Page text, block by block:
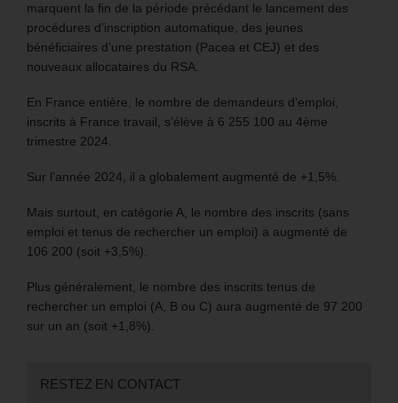
marquent la fin de la période précédant le lancement des
procédures d’inscription automatique, des jeunes
bénéficiaires d’une prestation (Pacea et CEJ) et des
nouveaux allocataires du RSA.
En France entière, le nombre de demandeurs d’emploi,
inscrits à France travail, s’élève à 6 255 100 au 4ème
trimestre 2024.
Sur l’année 2024, il a globalement augmenté de +1,5%.
Mais surtout, en catégorie A, le nombre des inscrits (sans
emploi et tenus de rechercher un emploi) a augmenté de
106 200 (soit +3,5%).
Plus généralement, le nombre des inscrits tenus de
rechercher un emploi (A, B ou C) aura augmenté de 97 200
sur un an (soit +1,8%).
RESTEZ EN CONTACT